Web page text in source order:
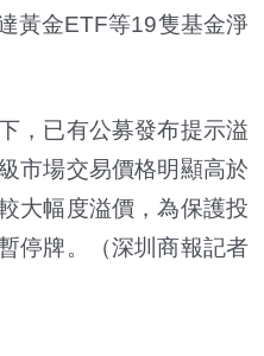
黃金ETF等19隻基金淨
，已有公募發布提示溢
市場交易價格明顯高於
大幅度溢價，為保護投
停牌。
（深圳商報記者